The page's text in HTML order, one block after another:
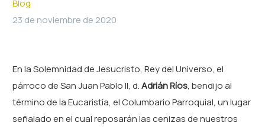
Blog
23 de noviembre de 2020
En la Solemnidad de Jesucristo, Rey del Universo, el
párroco de San Juan Pablo II, d.Adrián Ríos, bendijo al
término de la Eucaristía, el Columbario Parroquial, un lugar
señalado en el cual reposarán las cenizas de nuestros